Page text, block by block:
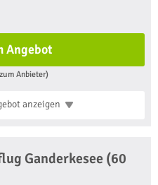
Angebot
Anbieter)
anzeigen
Ganderkesee (60